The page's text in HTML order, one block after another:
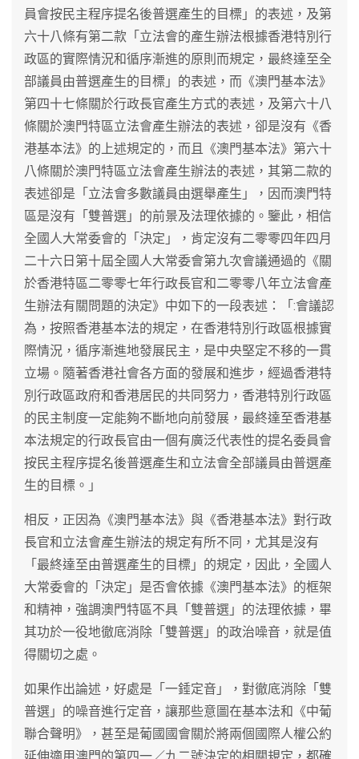
員會按民主程序提名後普選產生的目標」的表述，及第
六十八條有第二款「立法會的產生辦法根據香港特別行
政區的實際情況和循序漸進的原則而規定，最終達至全
部議員由普選產生的目標」的表述，而《澳門基本法》
第四十七條關於行政長官產生方式的表述，及第六十八
條關於澳門特區立法會產生辦法的表述，卻是沒有《香
港基本法》的上述規定的，而且《澳門基本法》第六十
八條關於澳門特區立法會產生辦法的表述，其第二款的
表述卻是「立法會多數議員由選舉產生」，因而澳門特
區是沒有「雙普選」的前景及法理依據的。鑒此，相信
全國人大常委會的「決定」，肯定沒有二零零四年四月
二十六日第十屆全國人大常委會第九次會議通過的《關
於香港特區二零零七年行政長官和二零零八年立法會產
生辦法有關問題的決定》中如下的一段表述：「:會議認
為，按照香港基本法的規定，在香港特別行政區根據實
際情況，循序漸進地發展民主，是中央堅定不移的一貫
立場。隨著香港社會各方面的發展和進步，經過香港特
別行政區政府和香港居民的共同努力，香港特別行政區
的民主制度一定能夠不斷地向前發展，最終達至香港基
本法規定的行政長官由一個有廣泛代表性的提名委員會
按民主程序提名後普選產生和立法會全部議員由普選產
生的目標。」
相反，正因為《澳門基本法》與《香港基本法》對行政
長官和立法會產生辦法的規定有所不同，尤其是沒有
「最終達至由普選產生的目標」的規定，因此，全國人
大常委會的「決定」是否會依據《澳門基本法》的框架
和精神，強調澳門特區不具「雙普選」的法理依據，畢
其功於一役地徹底消除「雙普選」的政治噪音，就是值
得關切之處。
如果作出論述，好處是「一錘定音」，對徹底消除「雙
普選」的噪音進行定音，讓那些意圖在基本法和《中葡
聯合聲明》，甚至是葡國國會關於將兩個國際人權公約